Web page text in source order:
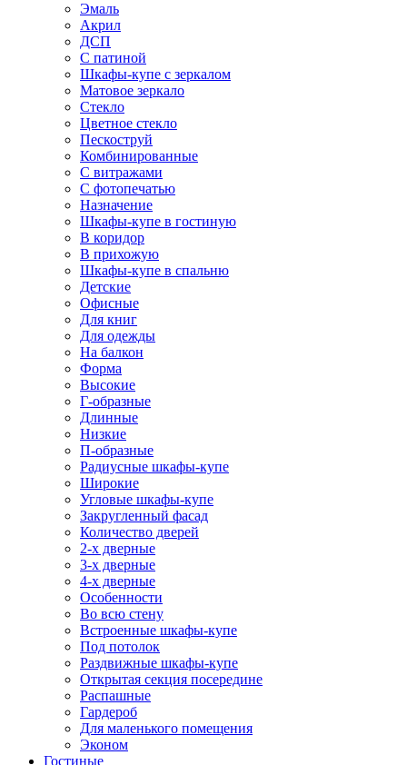
Эмаль
Акрил
ДСП
С патиной
Шкафы-купе с зеркалом
Матовое зеркало
Стекло
Цветное стекло
Пескоструй
Комбинированные
С витражами
С фотопечатью
Назначение
Шкафы-купе в гостиную
В коридор
В прихожую
Шкафы-купе в спальню
Детские
Офисные
Для книг
Для одежды
На балкон
Форма
Высокие
Г-образные
Длинные
Низкие
П-образные
Радиусные шкафы-купе
Широкие
Угловые шкафы-купе
Закругленный фасад
Количество дверей
2-х дверные
3-х дверные
4-х дверные
Особенности
Во всю стену
Встроенные шкафы-купе
Под потолок
Раздвижные шкафы-купе
Открытая секция посередине
Распашные
Гардероб
Для маленького помещения
Эконом
Гостиные